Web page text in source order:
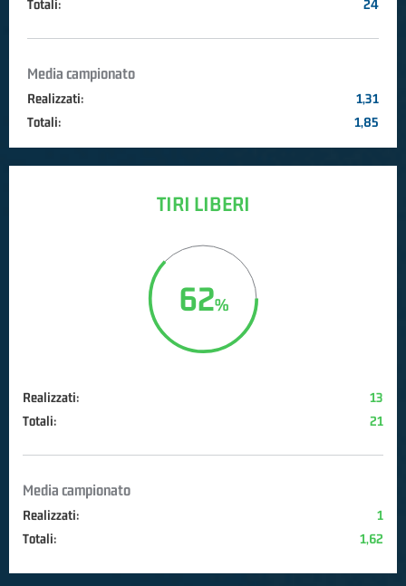
Totali: 24
Media campionato
Realizzati:
1,31
Totali:
1,85
TIRI LIBERI
62
Realizzati:
13
Totali:
21
Media campionato
Realizzati:
1
Totali:
1,62